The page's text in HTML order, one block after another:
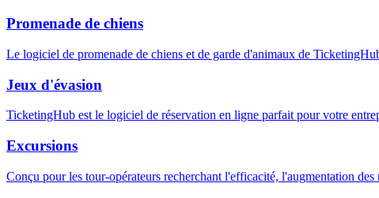
Promenade de chiens
Le logiciel de promenade de chiens et de garde d'animaux de
Jeux d'évasion
TicketingHub est le logiciel de réservation en ligne parfait pour votre
Excursions
Conçu pour les tour-opérateurs recherchant l'efficacité, l'augmentation